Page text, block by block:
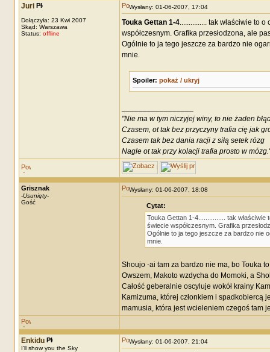
Juri
Dołączyła: 23 Kwi 2007
Skąd: Warszawa
Status: offline
Wysłany: 01-06-2007, 17:04
Touka Gettan 1-4............... tak właściwie to
współczesnym. Grafika przesłodzona, ale
Ogólnie to ja tego jeszcze za bardzo nie
mnie.
Spoiler: pokaż / ukryj
"Nie ma w tym niczyjej winy, to nie żaden
Czasem, ot tak bez przyczyny trafia cię jak
Czasem tak bez dania racji z siłą setek rózg
Nagle ot tak przy kolacji trafia prosto w
Grisznak
-Usunięty-
Gość
Wysłany: 01-06-2007, 18:08
Cytat:
Touka Gettan 1-4............... tak
świecie współczesnym. Grafika
Ogólnie to ja tego jeszcze za bardzo nie
mnie.
Shoujo -ai tam za bardzo nie ma, bo Touka
Owszem, Makoto wzdycha do Momoki, a
Całość geberalnie oscyluje wokół krainy
Kamizuma, której członkiem i spadkobiercą
mamusia, która jest wcieleniem czegoś tam
Enkidu
I'll show you the Sky
Wysłany: 01-06-2007, 21:04